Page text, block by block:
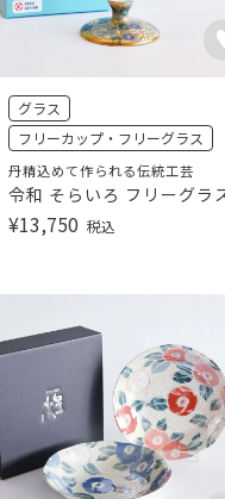
グラス
フリーカップ・フリーグラス
丹精込めて作られる伝統工芸
令和 そらいろ フリーグラ
¥13,750 税込